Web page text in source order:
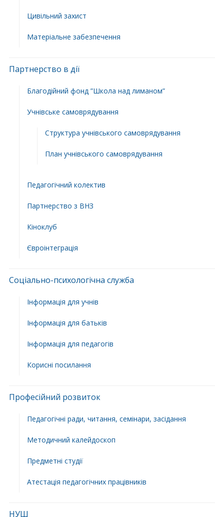
Цивільний захист
Матеріальне забезпечення
Партнерство в дії
Благодійний фонд ”Школа над лиманом”
Учнівське самоврядування
Структура учнiвського самоврядування
План учнiвського самоврядування
Педагогічний колектив
Партнерство з ВНЗ
Кіноклуб
Євроінтеграція
Соціально-психологічна служба
Інформація для учнів
Інформація для батьків
Інформація для педагогів
Корисні посилання
Професійний розвиток
Педагогічні ради, читання, семінари, засідання
Методичний калейдоскоп
Предметні студії
Атестація педагогічних працівників
НУШ